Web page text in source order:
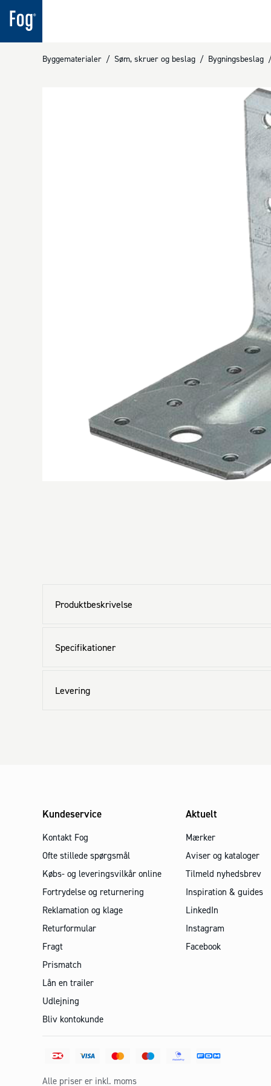
Byggematerialer / Søm, skruer og beslag / Bygningsbeslag
Produktbeskrivelse
Specifikationer
Levering
Kundeservice
Kontakt Fog
Ofte stillede spørgsmål
Købs- og leveringsvilkår online
Fortrydelse og returnering
Reklamation og klage
Returformular
Fragt
Prismatch
Lån en trailer
Udlejning
Bliv kontokunde
Aktuelt
Mærker
Aviser og kataloger
Tilmeld nyhedsbrev
Inspiration & guides
LinkedIn
Instagram
Facebook
Alle priser er inkl. moms